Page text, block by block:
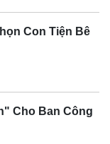
Con Tiện Bê
Cho Ban Công